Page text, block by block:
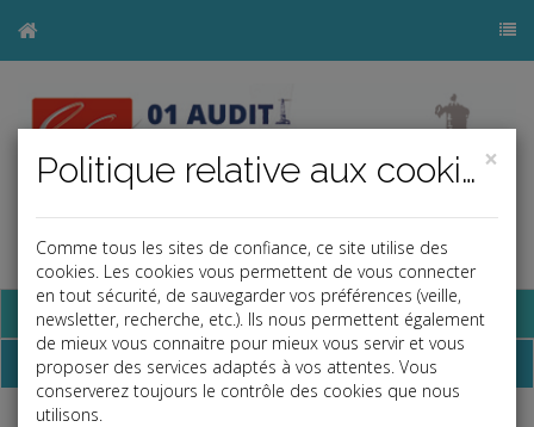
j
a
Base documentaire
Newsletter
×
Politique relative aux cookies
Comme tous les sites de confiance, ce site utilise des
cookies. Les cookies vous permettent de vous connecter
en tout sécurité, de sauvegarder vos préférences (veille,
newsletter, recherche, etc.). Ils nous permettent également
de mieux vous connaitre pour mieux vous servir et vous
proposer des services adaptés à vos attentes. Vous
conserverez toujours le contrôle des cookies que nous
utilisons.